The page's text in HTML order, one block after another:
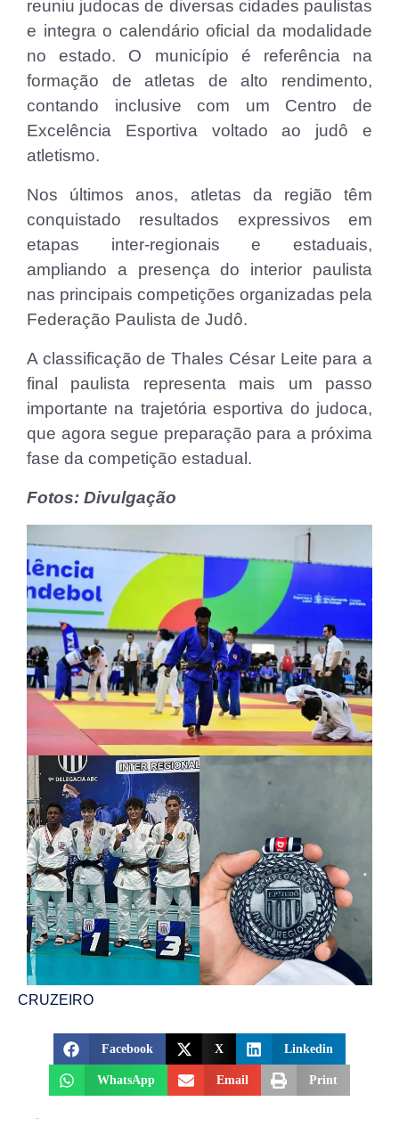
reuniu judocas de diversas cidades paulistas
e integra o calendário oficial da modalidade
no estado. O município é referência na
formação de atletas de alto rendimento,
contando inclusive com um Centro de
Excelência Esportiva voltado ao judô e
atletismo.
Nos últimos anos, atletas da região têm
conquistado resultados expressivos em
etapas inter-regionais e estaduais,
ampliando a presença do interior paulista
nas principais competições organizadas pela
Federação Paulista de Judô.
A classificação de Thales César Leite para a
final paulista representa mais um passo
importante na trajetória esportiva do judoca,
que agora segue preparação para a próxima
fase da competição estadual.
Fotos: Divulgação
CRUZEIRO
Facebook X Linkedin
WhatsApp Email Print